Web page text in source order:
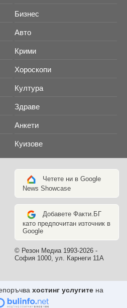
Бизнес
Авто
Крими
Хороскопи
Култура
Здраве
Анкети
Куизове
Четете ни в Google
News Showcase
Добавете Факти.БГ
като предпочитан източник в
Google
© Резон Медиа 1993-2026 -
София 1000, ул. Карнеги 11А
хостинг услугите на